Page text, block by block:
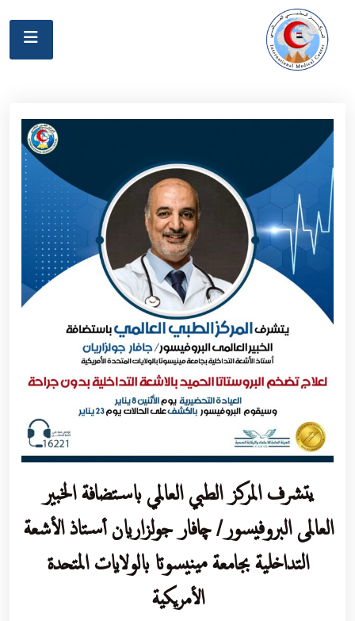
يتشرف المركز الطبي العالمي باستضافة الخبير
العالمى البروفيسور/ چافار جولزاريان أستاذ الأشعة
التداخلية بجامعة مينيسوتا بالولايات المتحدة
الأمريكية